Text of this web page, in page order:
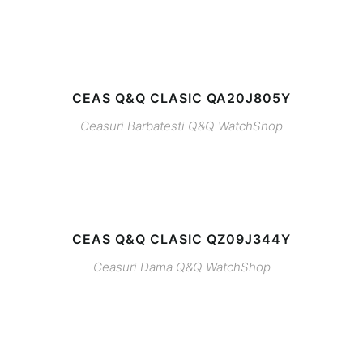
CEAS Q&Q CLASIC QA20J805Y
Ceasuri Barbatesti Q&Q WatchShop
CEAS Q&Q CLASIC QZ09J344Y
Ceasuri Dama Q&Q WatchShop